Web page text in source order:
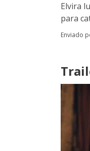
Elvira
para
Enviado